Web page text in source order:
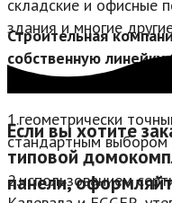
Строительная
собственную
отличаются:
1.геометрически
стандартным
2.использованием
складские и офисные
здания и многие
Если вы хотите
типовой
панели,